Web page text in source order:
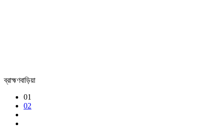
ব্রাহ্মণবাড়িয়া
01
02